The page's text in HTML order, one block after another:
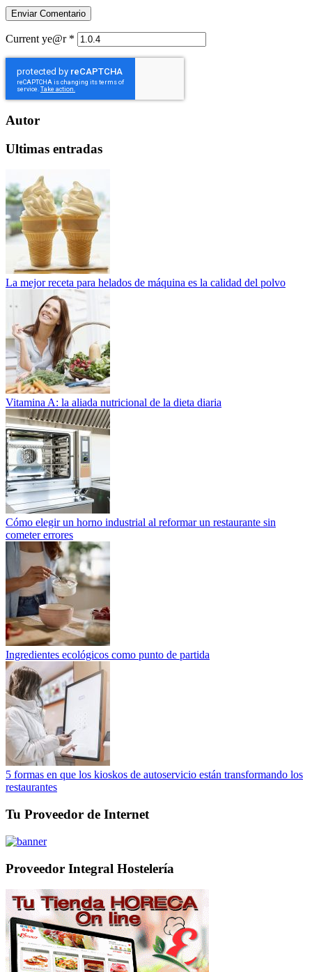
Current ye@r *
Autor
Ultimas entradas
La mejor receta para helados de máquina es la calidad del polvo
Vitamina A: la aliada nutricional de la dieta diaria
Cómo elegir un horno industrial al reformar un restaurante sin
cometer errores
Ingredientes ecológicos como punto de partida
5 formas en que los kioskos de autoservicio están transformando los
restaurantes
Tu Proveedor de Internet
Proveedor Integral Hostelería